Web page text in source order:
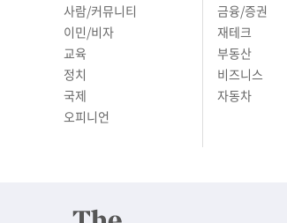
사람/커뮤니티
이민/비자
교육
정치
국제
오피니언
금융/증권
재테크
부동산
비즈니스
자동차